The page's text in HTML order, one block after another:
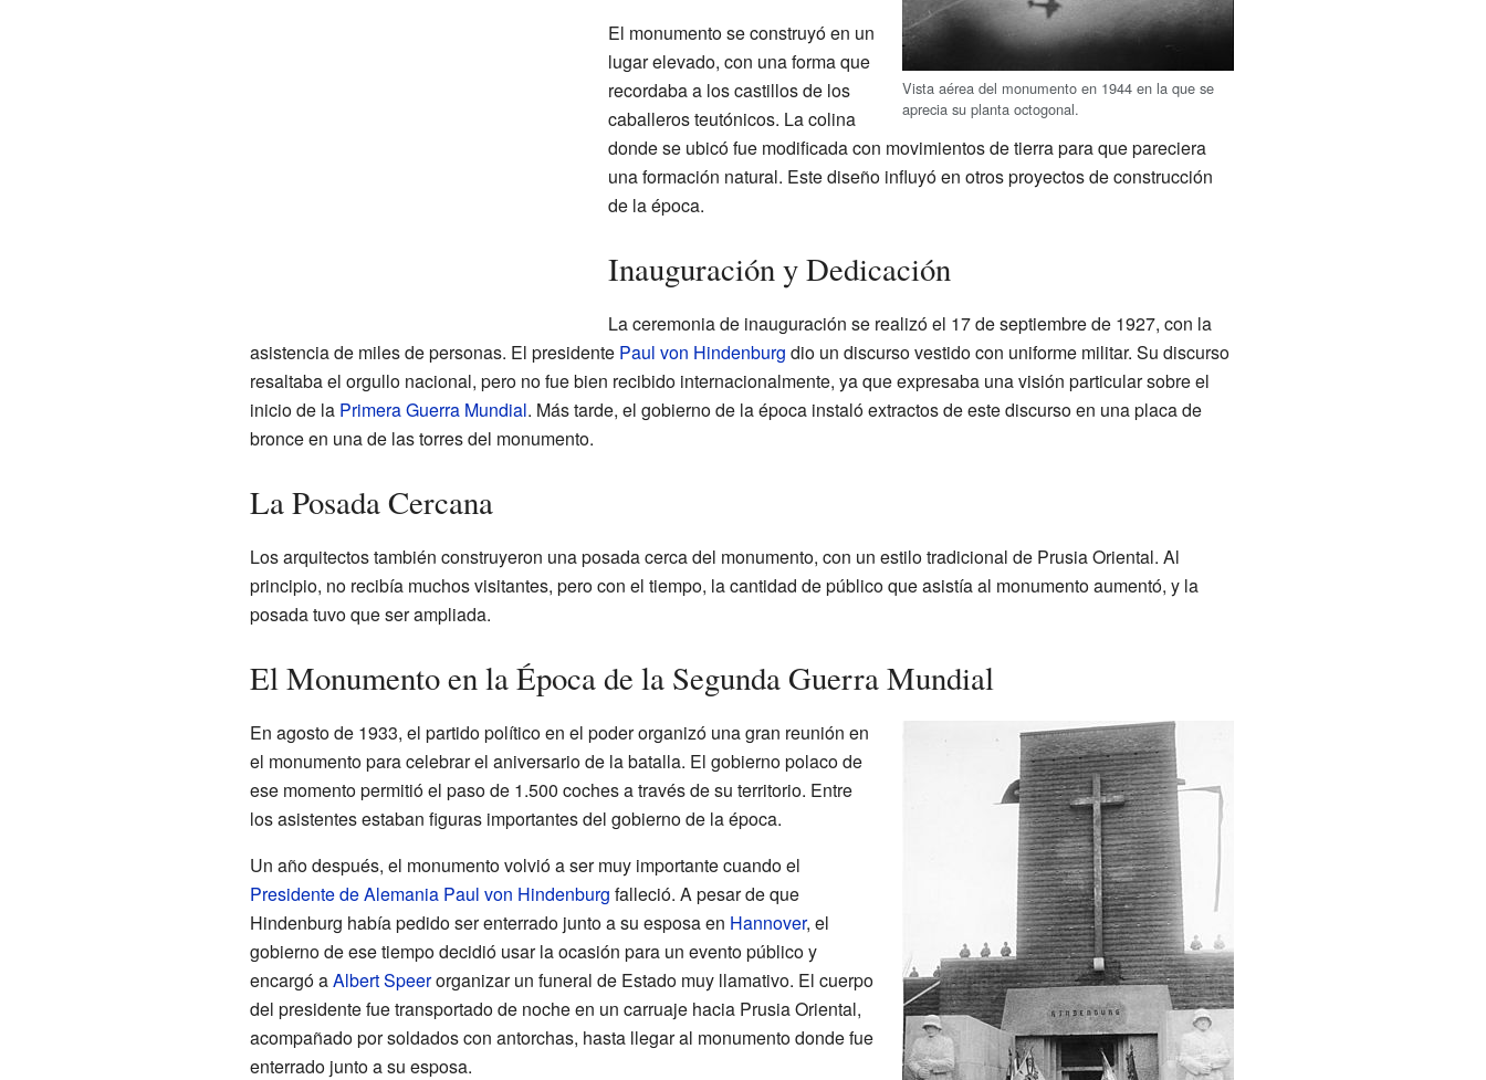
Vista aérea del monumento en 1944 en la que se
aprecia su planta octogonal.
El monumento se construyó en un
lugar elevado, con una forma que
recordaba a los castillos de los
caballeros teutónicos. La colina
donde se ubicó fue modificada con movimientos de tierra para que pareciera
una formación natural. Este diseño influyó en otros proyectos de construcción
de la época.
Inauguración y Dedicación
La ceremonia de inauguración se realizó el 17 de septiembre de 1927, con la
asistencia de miles de personas. El presidente Paul von Hindenburg dio un discurso vestido con uniforme militar. Su discurso
resaltaba el orgullo nacional, pero no fue bien recibido internacionalmente, ya que expresaba una visión particular sobre el
inicio de la Primera Guerra Mundial. Más tarde, el gobierno de la época instaló extractos de este discurso en una placa de
bronce en una de las torres del monumento.
La Posada Cercana
Los arquitectos también construyeron una posada cerca del monumento, con un estilo tradicional de Prusia Oriental. Al
principio, no recibía muchos visitantes, pero con el tiempo, la cantidad de público que asistía al monumento aumentó, y la
posada tuvo que ser ampliada.
El Monumento en la Época de la Segunda Guerra Mundial
En agosto de 1933, el partido político en el poder organizó una gran reunión en
el monumento para celebrar el aniversario de la batalla. El gobierno polaco de
ese momento permitió el paso de 1.500 coches a través de su territorio. Entre
los asistentes estaban figuras importantes del gobierno de la época.
Un año después, el monumento volvió a ser muy importante cuando el
Presidente de Alemania Paul von Hindenburg falleció. A pesar de que
Hindenburg había pedido ser enterrado junto a su esposa en Hannover, el
gobierno de ese tiempo decidió usar la ocasión para un evento público y
encargó aAlbert Speerorganizar un funeral de Estado muy llamativo. El cuerpo
del presidente fue transportado de noche en un carruaje hacia Prusia Oriental,
acompañado por soldados con antorchas, hasta llegar al monumento donde fue
enterrado junto a su esposa.